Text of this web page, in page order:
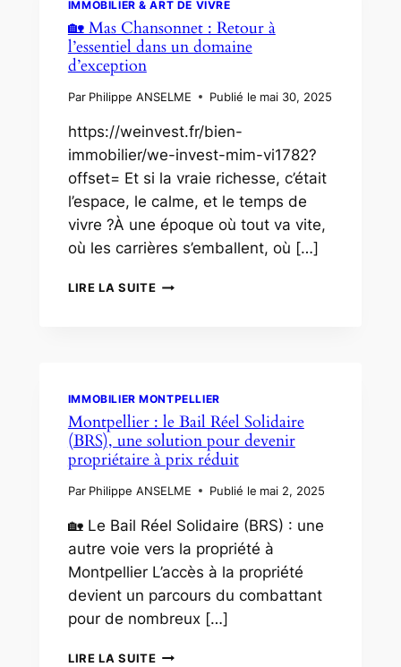
ART
DE
RENCONTRENT
PIED
DU
PIC
SAINT-
LOUP
IMMOBILIER & ART DE VIVRE
🏡 Mas Chansonnet : Retour à
l’essentiel dans un domaine
d’exception
Par Philippe ANSELME Publié le mai 30, 2025
https://weinvest.fr/bien-
immobilier/we-invest-mim-vi1782?
offset= Et si la vraie richesse, c’était
l’espace, le calme, et le temps de
vivre ?À une époque où tout va vite,
où les carrières s’emballent, où […]
LIRE LA SUITE🏡
UN
DOMAINE
D’EXCEPTION
IMMOBILIER MONTPELLIER
Montpellier : le Bail Réel Solidaire
(BRS), une solution pour devenir
propriétaire à prix réduit
Par Philippe ANSELME Publié le mai 2, 2025
🏡 Le Bail Réel Solidaire (BRS) : une
autre voie vers la propriété à
Montpellier L’accès à la propriété
devient un parcours du combattant
pour de nombreux […]
LIRE LA SUITEMONTPELLIER